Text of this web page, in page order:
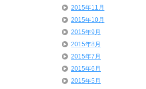
2015年11月
2015年10月
2015年9月
2015年8月
2015年7月
2015年6月
2015年5月